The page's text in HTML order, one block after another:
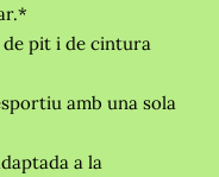
pit i de cintura
amb una sola
a la